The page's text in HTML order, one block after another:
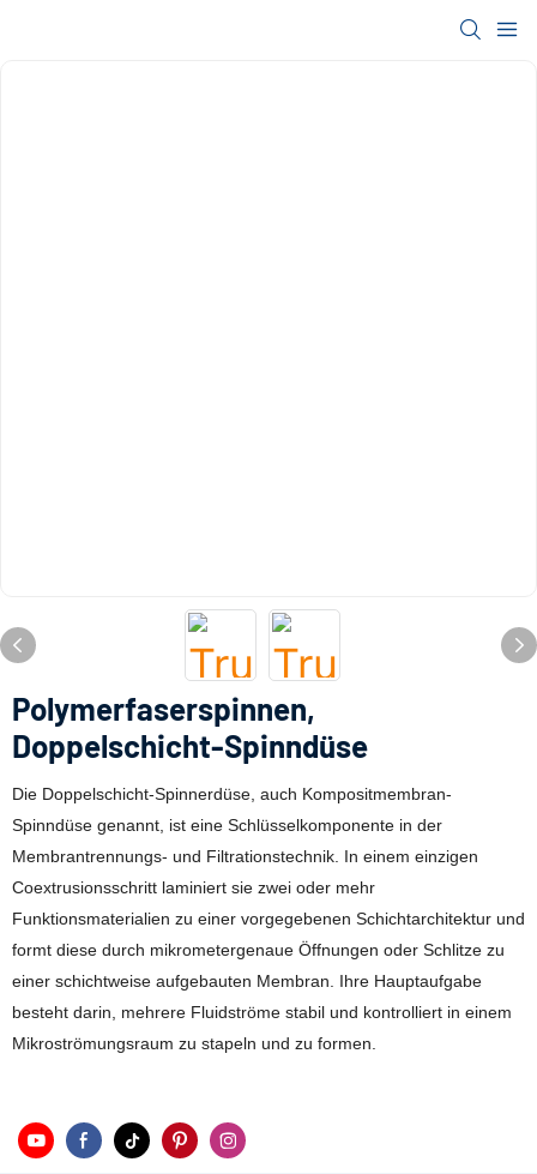
Polymerfaserspinnen,
Doppelschicht-Spinndüse
Die Doppelschicht-Spinnerdüse, auch Kompositmembran-
Spinndüse genannt, ist eine Schlüsselkomponente in der
Membrantrennungs- und Filtrationstechnik. In einem einzigen
Coextrusionsschritt laminiert sie zwei oder mehr
Funktionsmaterialien zu einer vorgegebenen Schichtarchitektur und
formt diese durch mikrometergenaue Öffnungen oder Schlitze zu
einer schichtweise aufgebauten Membran. Ihre Hauptaufgabe
besteht darin, mehrere Fluidströme stabil und kontrolliert in einem
Mikroströmungsraum zu stapeln und zu formen.